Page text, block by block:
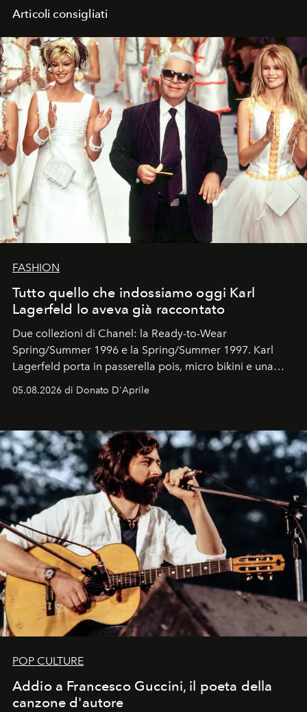
Articoli consigliati
FASHION
Tutto quello che indossiamo oggi Karl
Lagerfeld lo aveva già raccontato
Due collezioni di Chanel: la Ready-to-Wear
Spring/Summer 1996 e la Spring/Summer 1997. Karl
Lagerfeld porta in passerella pois, micro bikini e una
logomania pensata per la spiaggia
Kate, Claudia e Carla una dietro l'altra. Trent'anni dopo,
uno dei documenti più contemporanei che abbiamo.
05.08.2026 di Donato D'Aprile
POP CULTURE
Addio a Francesco Guccini, il poeta della
canzone d'autore